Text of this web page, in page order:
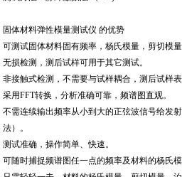
固体材料弹性模量测试仪 的优势
可测试固体材料固有频率，杨氏模量，剪切模
无损检测，测后试样可用于其它测试。
非接触式检测，不需要与试样耦合，测后试样表
采用FFT转换，分析准确可靠，频谱图直观。
不需连续输出频率从小到大的正弦波信号给发
法）。
测试准确，操作简单、快速。
可随时捕捉频谱图任一点的频率及材料的杨氏模